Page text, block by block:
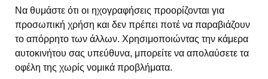
Να θυμάστε ότι οι ηχογραφήσεις προορίζονται για
προσωπική χρήση και δεν πρέπει ποτέ να παραβιάζουν
το απόρρητο των άλλων. Χρησιμοποιώντας την κάμερα
αυτοκινήτου σας υπεύθυνα, μπορείτε να απολαύσετε τα
οφέλη της χωρίς νομικά προβλήματα.